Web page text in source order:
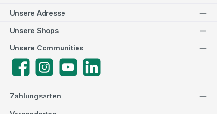
Zahlungsarten
Unsere Adresse
Unsere Communities
FacebookInstagramYouTube
Unsere Shops